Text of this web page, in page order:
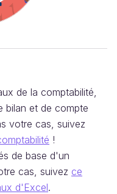
de la comptabilité,
bilan et de compte
votre cas, suivez
!
de base d'un
cas, suivez ce
d'Excel.